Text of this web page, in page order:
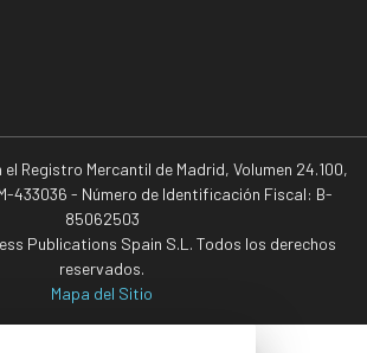
Registro Mercantil de Madrid, Volumen 24.100,
433036 - Número de Identificación Fiscal: B-
85062503
Publications Spain S.L. Todos los derechos
reservados.
Mapa del Sitio